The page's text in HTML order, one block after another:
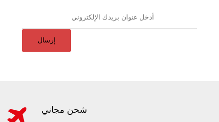
إرسال
شحن مجاني